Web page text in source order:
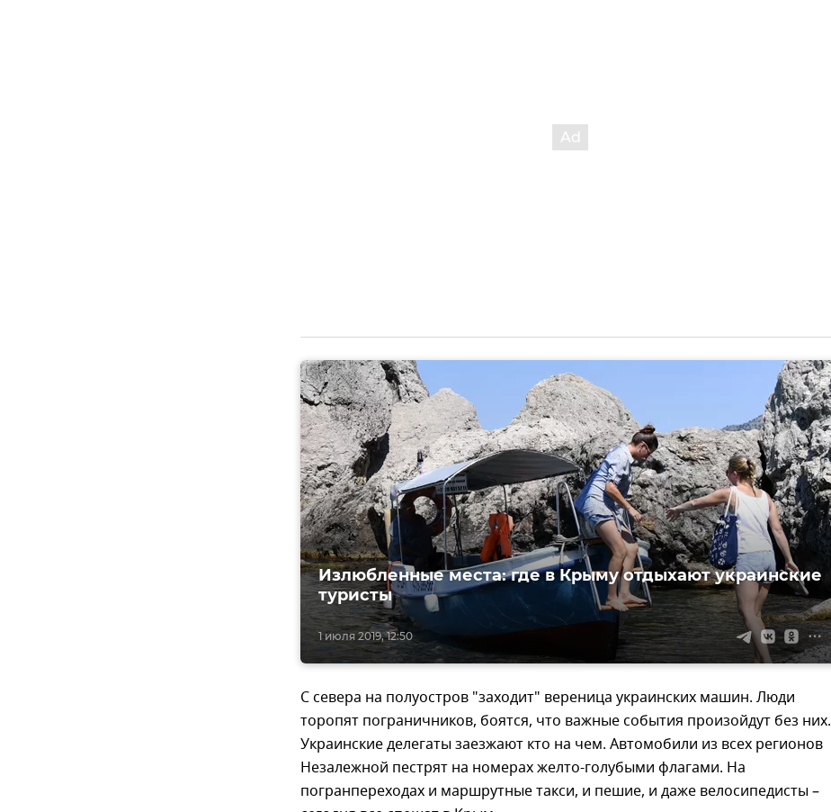
1 июля 2019, 12:50
Излюбленные места: где в Крыму отдыхают украинские
туристы
С севера на полуостров "заходит" вереница украинских машин. Люди
торопят пограничников, боятся, что важные события произойдут без них.
Украинские делегаты заезжают кто на чем. Автомобили из всех регионов
Незалежной пестрят на номерах желто-голубыми флагами. На
погранпереходах и маршрутные такси, и пешие, и даже велосипедисты –